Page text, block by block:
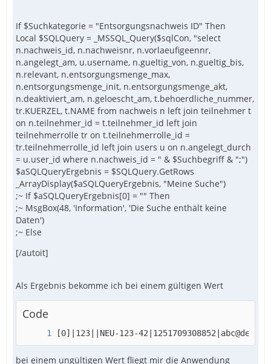
If $Suchkategorie = "Entsorgungsnachweis ID" Then
Local $SQLQuery = _MSSQL_Query($sqlCon, "select
n.nachweis_id, n.nachweisnr, n.vorlaeufigeennr,
n.angelegt_am, u.username, n.gueltig_von, n.gueltig_bis,
n.relevant, n.entsorgungsmenge_max,
n.entsorgungsmenge_init, n.entsorgungsmenge_akt,
n.deaktiviert_am, n.geloescht_am, t.behoerdliche_nummer,
tr.KUERZEL, t.NAME from nachweis n left join teilnehmer t
on n.teilnehmer_id = t.teilnehmer_id left join
teilnehmerrolle tr on t.teilnehmerrolle_id =
tr.teilnehmerrolle_id left join users u on n.angelegt_durch
= u.user_id where n.nachweis_id = " & $Suchbegriff & ";")
$aSQLQueryErgebnis = $SQLQuery.GetRows
_ArrayDisplay($aSQLQueryErgebnis, "Meine Suche")
;~ If $aSQLQueryErgebnis[0] = "" Then
;~ MsgBox(48, 'Information', 'Die Suche enthält keine
Daten')
;~ Else
[/autoit]
Als Ergebnis bekomme ich bei einem gültigen Wert
Code
[0]|123||NEU-123-
bei einem ungültigen Wert fliegt mir die Anwendung